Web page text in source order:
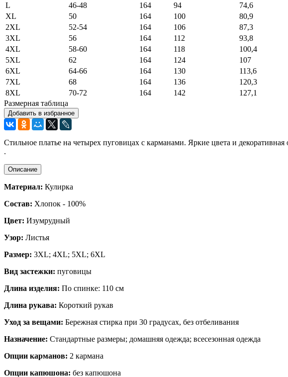
L
46-48 164 94 74,6
XL
50 164 100 80,9
2XL
52-54 164 106 87,3
3XL
56 164 112 93,8
4XL
58-60 164 118 100,4
5XL
62 164 124 107
6XL
64-66 164 130 113,6
7XL
68 164 136 120,3
8XL
70-72 164 142 127,1
Размерная таблица
Добавить в избранное
Стильное платье на четырех пуговицах с карманами. Яркие цвета и
.
Описание
Материал: Кулирка
Состав: Хлопок - 100%
Цвет: Изумрудный
Узор: Листья
Размер: 3XL; 4XL; 5XL; 6XL
Вид застежки: пуговицы
Длина изделия: По спинке: 110 см
Длина рукава: Короткий рукав
Уход за вещами: Бережная стирка при 30 градусах, без отбеливания
Назначение: Стандартные размеры; домашняя одежда; всесезонная одежда
Опции карманов: 2 кармана
Опции капюшона: без капюшона